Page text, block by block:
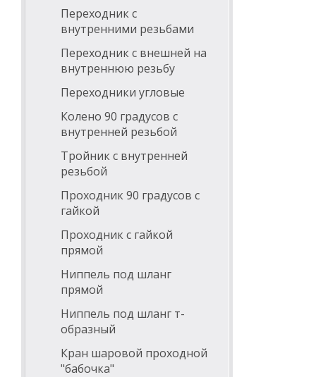
Переходник с
внутренними резьбами
Переходник с внешней на
внутреннюю резьбу
Переходники угловые
Колено 90 градусов с
внутренней резьбой
Тройник с внутренней
резьбой
Проходник 90 градусов с
гайкой
Проходник с гайкой
прямой
Ниппель под шланг
прямой
Ниппель под шланг т-
образный
Кран шаровой проходной
"бабочка"